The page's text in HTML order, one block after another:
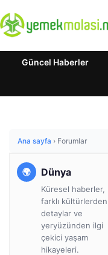
Güncel Haberler
Ana sayfa › Forumlar
Dünya
Küresel haberler,
farklı kültürlerden
detaylar ve
yeryüzünden ilgi
çekici yaşam
hikayeleri.